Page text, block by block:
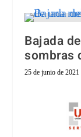
Bajada
sombras
25 de junio de 2021